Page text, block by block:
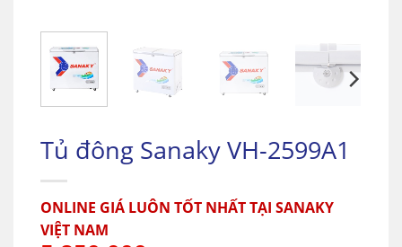
Tủ đông Sanaky VH-2599A1
ONLINE GIÁ LUÔN TỐT NHẤT TẠI SANAKY
VIỆT NAM